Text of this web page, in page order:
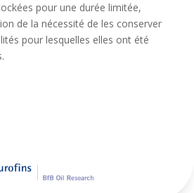
pour une durée limitée,
de la nécessité de les conserver
pour lesquelles elles ont été